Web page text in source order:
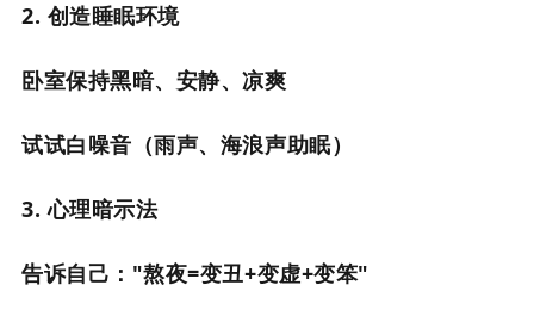
2. 创造睡眠环境
卧室保持黑暗、安静、凉爽
试试白噪音（雨声、海浪声助眠）
3. 心理暗示法
告诉自己："熬夜=变丑+变虚+变笨"